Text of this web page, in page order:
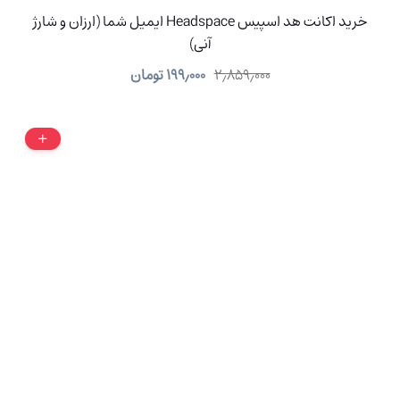
خرید اکانت هد اسپیس Headspace ایمیل شما (ارزان و شارژ
آنی)
۲٫۸۵۹٫۰۰۰ ۱۹۹٫۰۰۰تومان